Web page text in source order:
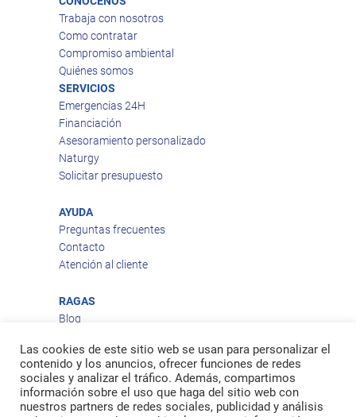
Trabaja con nosotros
Como contratar
Compromiso ambiental
Quiénes somos
SERVICIOS
Emergencias 24H
Financiación
Asesoramiento personalizado
Naturgy
Solicitar presupuesto
AYUDA
Preguntas frecuentes
Contacto
Atención al cliente
RAGAS
Blog
Política de privacidad
Política de cookies
Política de envío
Política de devoluciones
Las cookies de este sitio web se usan para personalizar el
contenido y los anuncios, ofrecer funciones de redes
sociales y analizar el tráfico. Además, compartimos
información sobre el uso que haga del sitio web con
nuestros partners de redes sociales, publicidad y análisis